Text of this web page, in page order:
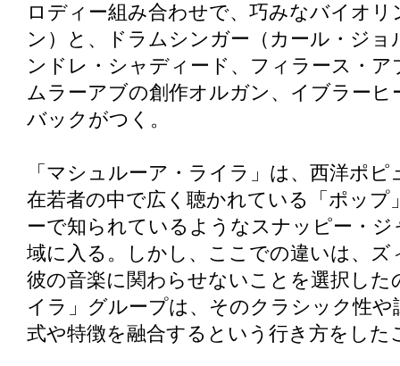
ロディー組み合わせで、巧みなバイオ
ン）と、ドラムシンガー（カール・ジ
ンドレ・シャディード、フィラース・
ムラーアブの創作オルガン、イブラー
バックがつく。
「マシュルーア・ライラ」は、西洋ポ
在若者の中で広く聴かれている「ポッ
ーで知られているようなスナッピー・
域に入る。しかし、ここでの違いは、
彼の音楽に関わらせないことを選択し
イラ」グループは、そのクラシック性
式や特徴を融合するという行き方をした